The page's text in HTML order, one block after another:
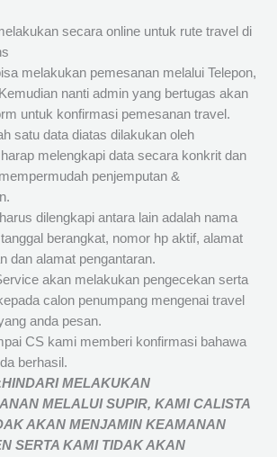
secara online untuk rute travel di
melakukan pemesanan melalui Telepon,
nanti admin yang bertugas akan
untuk konfirmasi pemesanan travel.
satu data diatas dilakukan oleh
melengkapi data secara konkrit dan
penjemputan &
dilengkapi antara lain adalah nama
berangkat, nomor hp aktif, alamat
dan alamat pengantaran.
akan melakukan pengecekan serta
calon penumpang mengenai travel
anda pesan.
CS kami memberi konfirmasi bahawa
berhasil.
HINDARI MELAKUKAN
MELALUI SUPIR, KAMICALISTA
AKAN MENJAMINKEAMANAN
SERTA KAMI TIDAK AKAN